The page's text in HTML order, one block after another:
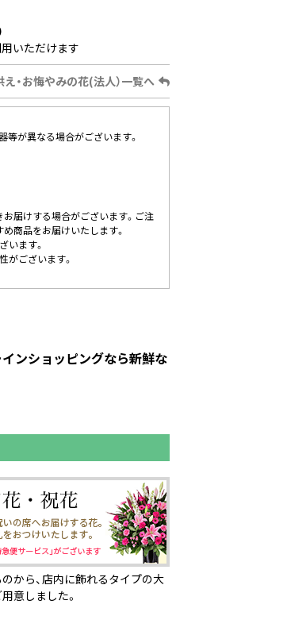
いただけます
え・お悔やみの花(法人）一覧へ
等が異なる場合がございます。
お届けする場合がございます。ご注
商品をお届けいたします。
います。
がございます。
ンショッピングなら新鮮な
から、店内に飾れるタイプの大
意しました。